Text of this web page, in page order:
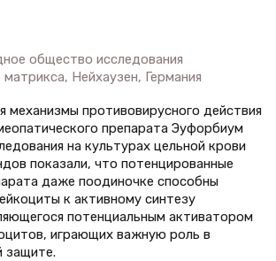
общество исследования
матрикса, Нейхаузен, Германия
механизмы противовирусного действия
препарата Эуфорбиум
на культурах цельной крови
показали, что потенцированные
даже поодиночке способны
к активному синтезу
потенциальным активатором
играющих важную роль в
защите.